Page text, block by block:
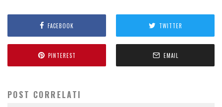
FACEBOOK TWITTER
PINTEREST EMAIL
POST CORRELATI